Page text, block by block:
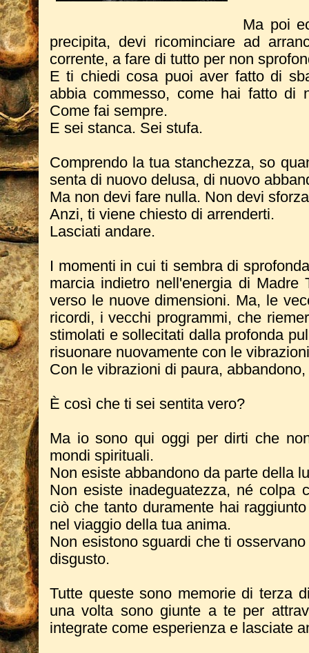
Ma poi
precipita, devi ricominciare ad
corrente, a fare di tutto per non
E ti chiedi cosa puoi aver fatto di
abbia commesso, come hai fatto di
Come fai sempre.
E sei stanca. Sei stufa.
Comprendo la tua stanchezza, so
senta di nuovo delusa, di nuovo
Ma non devi fare nulla. Non devi
Anzi, ti viene chiesto di arrenderti.
Lasciati andare.
I momenti in cui ti sembra di
marcia indietro nell'energia di Madre
verso le nuove dimensioni. Ma, le
ricordi, i vecchi programmi, che
stimolati e sollecitati dalla profonda
risuonare nuovamente con le
Con le vibrazioni di paura,
È così che ti sei sentita vero?
Ma io sono qui oggi per dirti che
mondi spirituali.
Non esiste abbandono da parte della
Non esiste inadeguatezza, né colpa
ciò che tanto duramente hai
nel viaggio della tua anima.
Non esistono sguardi che ti
disgusto.
Tutte queste sono memorie di terza
una volta sono giunte a te per
integrate come esperienza e lasciate